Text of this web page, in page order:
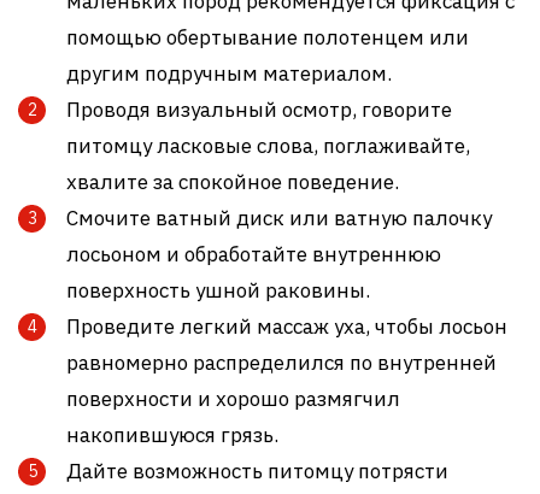
помощью обертывание полотенцем или
другим подручным материалом.
Проводя визуальный осмотр, говорите
питомцу ласковые слова, поглаживайте,
хвалите за спокойное поведение.
Смочите ватный диск или ватную палочку
лосьоном и обработайте внутреннюю
поверхность ушной раковины.
Проведите легкий массаж уха, чтобы лосьон
равномерно распределился по внутренней
поверхности и хорошо размягчил
накопившуюся грязь.
Дайте возможность питомцу потрясти